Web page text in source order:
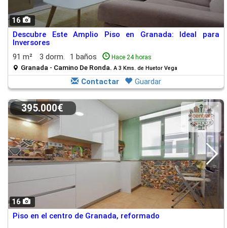
16
Descubre Este Amplio Piso en Granada: Ideal para
Inversores
91 m²
3 dorm. 1 baños Hace 24 horas
Granada - Camino De Ronda. A 3 Kms. de Huetor Vega
Contactar Guardar
16
395.000€
Piso en el centro de Granada, reformado